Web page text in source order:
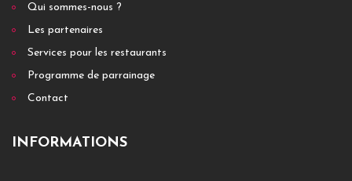
Qui sommes-nous ?
Les partenaires
Services pour les restaurants
Programme de parrainage
Contact
INFORMATIONS